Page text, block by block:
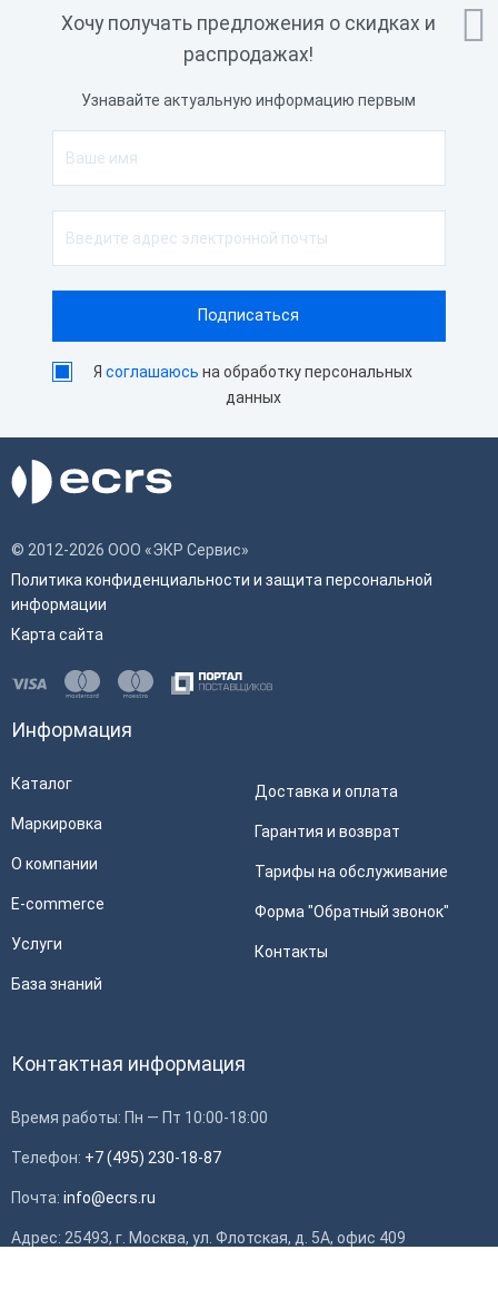

Хочу получать предложения о скидках и
распродажах!
Узнавайте актуальную информацию первым
Ясоглашаюсь на обработку персональных
данных
© 2012-2026 ООО «ЭКР Сервис»
Политика конфиденциальности и защита персональной
информации
Карта сайта
Информация
Каталог
Маркировка
О компании
E-commerce
Услуги
База знаний
Доставка и оплата
Гарантия и возврат
Тарифы на обслуживание
Форма "Обратный звонок"
Контакты
Контактная информация
Время работы: Пн — Пт 10:00-18:00
Телефон: +7 (495) 230-18-87
Почта: info@ecrs.ru
Адрес: 25493, г. Москва, ул. Флотская, д. 5А, офис 409